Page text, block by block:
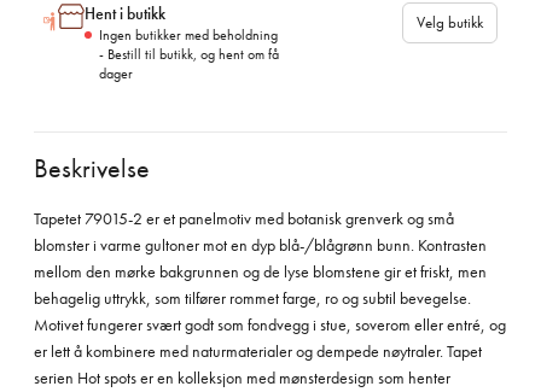
Hent i butikk
Ingen butikker med beholdning
- Bestill til butikk, og hent om få
dager
Velg butikk
Beskrivelse
Tapetet 79015-2 er et panelmotiv med botanisk grenverk og små
blomster i varme gultoner mot en dyp blå-/blågrønn bunn. Kontrasten
mellom den mørke bakgrunnen og de lyse blomstene gir et friskt, men
behagelig uttrykk, som tilfører rommet farge, ro og subtil bevegelse.
Motivet fungerer svært godt som fondvegg i stue, soverom eller entré, og
er lett å kombinere med naturmaterialer og dempede nøytraler. Tapet
serien Hot spots er en kolleksjon med mønsterdesign som henter